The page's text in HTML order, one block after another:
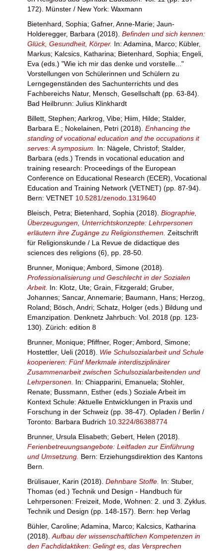
172). Münster / New York: Waxmann
Bietenhard, Sophia; Gafner, Anne-Marie; Jaun-
Holderegger, Barbara (2018). Befinden und sich kennen:
Glück, Gesundheit, Körper. In: Adamina, Marco; Kübler,
Markus; Kalcsics, Katharina; Bietenhard, Sophia; Engeli,
Eva (eds.) "Wie ich mir das denke und vorstelle..."
Vorstellungen von Schülerinnen und Schülern zu
Lerngegenständen des Sachunterrichts und des
Fachbereichs Natur, Mensch, Gesellschaft (pp. 63-84).
Bad Heilbrunn: Julius Klinkhardt
Billett, Stephen; Aarkrog, Vibe; Hiim, Hilde; Stalder,
Barbara E. ; Nokelainen, Petri (2018). Enhancing the
standing of vocational education and the occupations it
serves: A symposium. In: Nägele, Christof; Stalder,
Barbara (eds.) Trends in vocational education and
training research: Proceedings of the European
Conference on Educational Research (ECER), Vocational
Education and Training Network (VETNET) (pp. 87-94).
Bern: VETNET 10.5281/zenodo.1319640
Bleisch, Petra; Bietenhard, Sophia (2018). Biographie,
Überzeugungen, Unterrichtskonzepte: Lehrpersonen
erläutern ihre Zugänge zu Religionsthemen. Zeitschrift
für Religionskunde / La Revue de didactique des
sciences des religions (6), pp. 28-50.
Brunner, Monique; Ambord, Simone (2018).
Professionalisierung und Geschlecht in der Sozialen
Arbeit. In: Klotz, Ute; Grain, Fitzgerald; Gruber,
Johannes; Sancar, Annemarie; Baumann, Hans; Herzog,
Roland; Bösch, Andri; Schatz, Holger (eds.) Bildung und
Emanzipation. Denknetz Jahrbuch: Vol. 2018 (pp. 123-
130). Zürich: edition 8
Brunner, Monique; Pfiffner, Roger; Ambord, Simone;
Hostettler, Ueli (2018). Wie Schulsozialarbeit und Schule
kooperieren: Fünf Merkmale interdisziplinärer
Zusammenarbeit zwischen Schulsozialarbeitenden und
Lehrpersonen. In: Chiapparini, Emanuela; Stohler,
Renate; Bussmann, Esther (eds.) Soziale Arbeit im
Kontext Schule: Aktuelle Entwicklungen in Praxis und
Forschung in der Schweiz (pp. 38-47). Opladen / Berlin /
Toronto: Barbara Budrich 10.3224/86388774
Brunner, Ursula Elisabeth; Gebert, Helen (2018).
Ferienbetreuungsangebote: Leitfaden zur Einführung
und Umsetzung. Bern: Erziehungsdirektion des Kantons
Bern.
Brülisauer, Karin (2018). Dehnbare Stoffe. In: Stuber,
Thomas (ed.) Technik und Design - Handbuch für
Lehrpersonen: Freizeit, Mode, Wohnen: 2. und 3. Zyklus.
Technik und Design (pp. 148-157). Bern: hep Verlag
Bühler, Caroline; Adamina, Marco; Kalcsics, Katharina
(2018). Aufbau der wissenschaftlichen Kompetenzen in
den Fachdidaktiken: Gelingt es, das Versprechen